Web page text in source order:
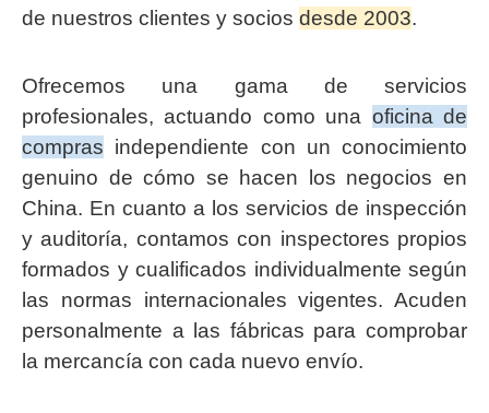
de nuestros clientes y socios desde 2003.
Ofrecemos una gama de servicios
profesionales, actuando como una oficina de
compras independiente con un conocimiento
genuino de cómo se hacen los negocios en
China. En cuanto a los servicios de inspección
y auditoría, contamos con inspectores propios
formados y cualificados individualmente según
las normas internacionales vigentes. Acuden
personalmente a las fábricas para comprobar
la mercancía con cada nuevo envío.